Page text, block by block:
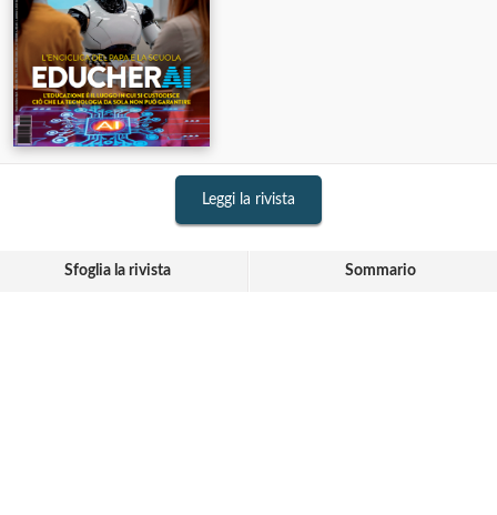
Leggi la rivista
Sfoglia la rivista Sommario